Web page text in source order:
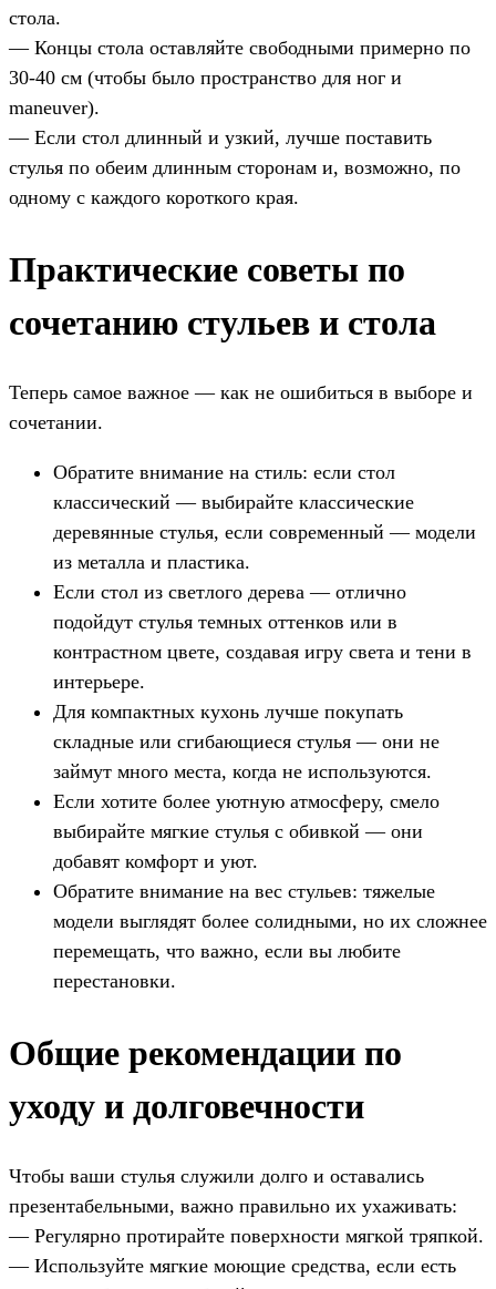
стола.
— Концы стола оставляйте свободными примерно по
30-40 см (чтобы было пространство для ног и
maneuver).
— Если стол длинный и узкий, лучше поставить
стулья по обеим длинным сторонам и, возможно, по
одному с каждого короткого края.
Практические советы по
сочетанию стульев и стола
Теперь самое важное — как не ошибиться в выборе и
сочетании.
Обратите внимание на стиль: если стол
классический — выбирайте классические
деревянные стулья, если современный — модели
из металла и пластика.
Если стол из светлого дерева — отлично
подойдут стулья темных оттенков или в
контрастном цвете, создавая игру света и тени в
интерьере.
Для компактных кухонь лучше покупать
складные или сгибающиеся стулья — они не
займут много места, когда не используются.
Если хотите более уютную атмосферу, смело
выбирайте мягкие стулья с обивкой — они
добавят комфорт и уют.
Обратите внимание на вес стульев: тяжелые
модели выглядят более солидными, но их сложнее
перемещать, что важно, если вы любите
перестановки.
Общие рекомендации по
уходу и долговечности
Чтобы ваши стулья служили долго и оставались
презентабельными, важно правильно их ухаживать:
— Регулярно протирайте поверхности мягкой тряпкой.
— Используйте мягкие моющие средства, если есть